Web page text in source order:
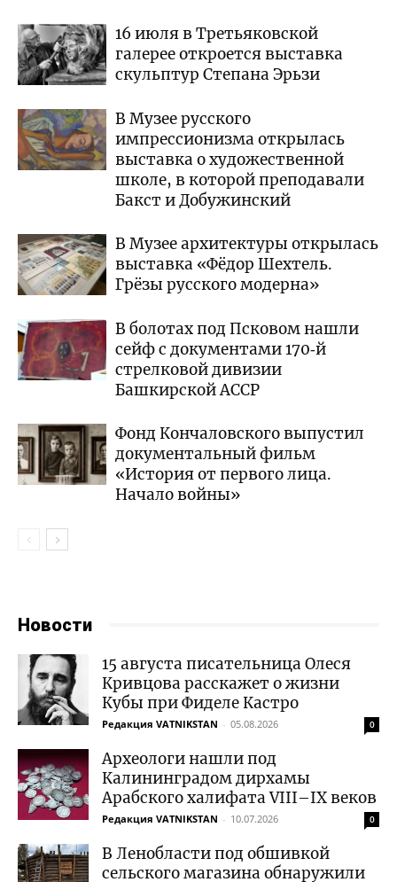
16 июля в Третьяковской
галерее откроется выставка
скульптур Степана Эрьзи
В Музее русского
импрессионизма открылась
выставка о художественной
школе, в которой преподавали
Бакст и Добужинский
В Музее архитектуры открылась
выставка «Фёдор Шехтель.
Грёзы русского модерна»
В болотах под Псковом нашли
сейф с документами 170‑й
стрелковой дивизии
Башкирской АССР
Фонд Кончаловского выпустил
документальный фильм
«История от первого лица.
Начало войны»
Новости
15 августа писательница Олеся
Кривцова расскажет о жизни
Кубы при Фиделе Кастро
Редакция VATNIKSTAN - 05.08.2026 0
Археологи нашли под
Калининградом дирхамы
Арабского халифата VIII–IX веков
Редакция VATNIKSTAN - 10.07.2026 0
В Ленобласти под обшивкой
сельского магазина обнаружили